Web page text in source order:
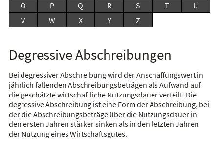
O
P Q R S T
U
V
W X Y Z
Degressive Abschreibungen
Bei degressiver Abschreibung wird der Anschaffungswert in
jährlich fallenden Abschreibungsbeträgen als Aufwand auf
die geschätzte wirtschaftliche Nutzungsdauer verteilt. Die
degressive Abschreibung ist eine Form der Abschreibung, bei
der die Abschreibungsbeträge über die Nutzungsdauer in
den ersten Jahren stärker sinken als in den letzten Jahren
der Nutzung eines Wirtschaftsgutes.